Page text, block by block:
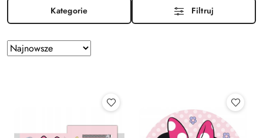
Kategorie Filtruj
Zastosowano
sortowanie:
Sortuj
według